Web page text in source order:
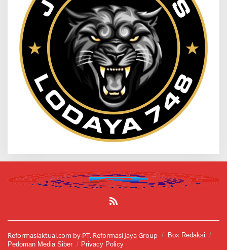
Reformasiaktual.com by PT. Reformasi Jaya Group
Box Redaksi
Pedoman Media Siber
Privacy Policy